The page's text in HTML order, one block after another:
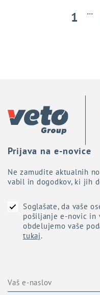
1 ...
Prijava na e-novice
Ne zamudite aktualnih
vabil in dogodkov, ki jih
Soglašate, da vaše
pošiljanje e-novic in
obdelujemo vaše
tukaj.